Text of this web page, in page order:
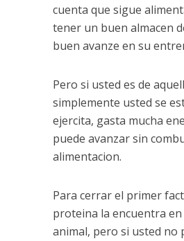
cuenta que sigue
tener un buen almacen
buen avanze en su
Pero si usted es de
simplemente usted se
ejercita, gasta mucha
puede avanzar sin
alimentacion.
Para cerrar el primer
proteina la encuentra
animal, pero si usted no